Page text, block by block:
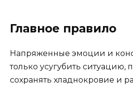
Главное правило
Напряженные эмоции и
только усугубить ситуацию,
сохранять хладнокровие и